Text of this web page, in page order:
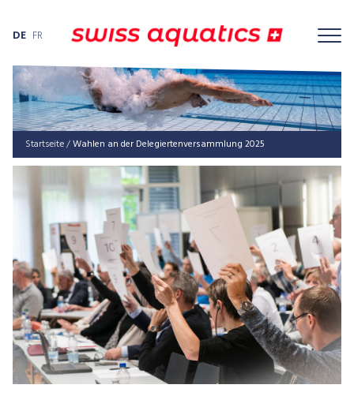
DE FR
Startseite/Wahlen an der Delegiertenversammlung 2025